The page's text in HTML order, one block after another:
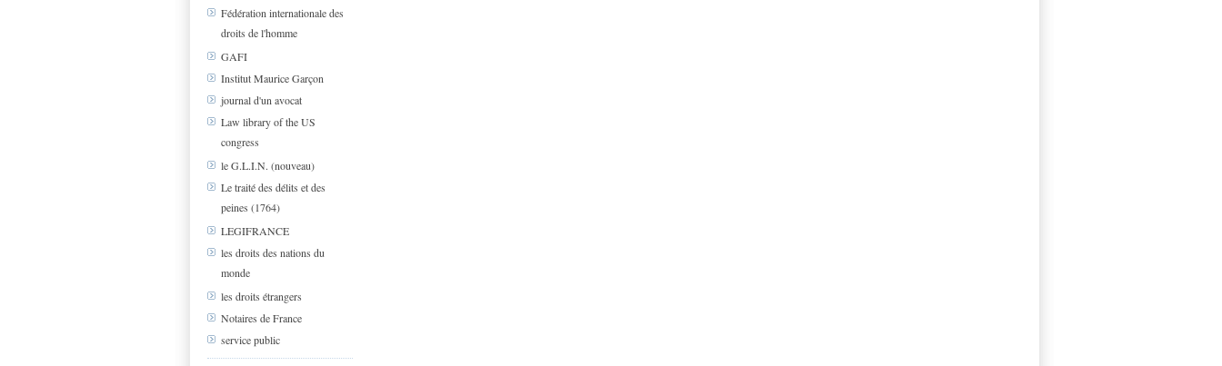
Fédération internationale des
droits de l'homme
GAFI
Institut Maurice Garçon
journal d'un avocat
Law library of the US
congress
le G.L.I.N. (nouveau)
Le traité des délits et des
peines (1764)
LEGIFRANCE
les droits des nations du
monde
les droits étrangers
Notaires de France
service public